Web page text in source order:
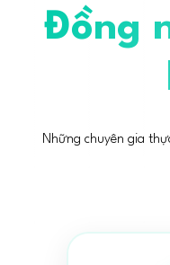
Đồng
Những chuyên gia